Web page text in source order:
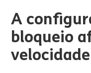
A
bloqueio